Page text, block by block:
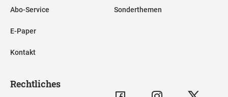
Abo-Service
E-Paper
Kontakt
Sonderthemen
Rechtliches